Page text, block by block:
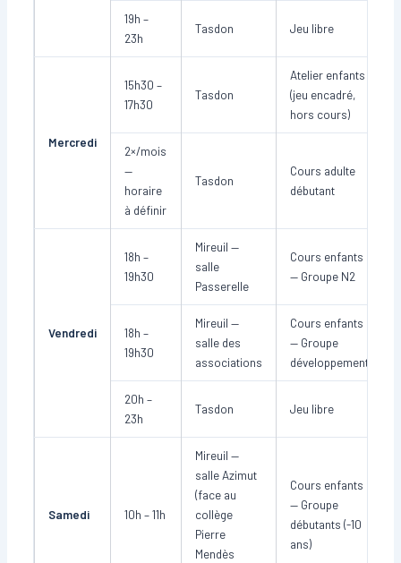
19h –
23h
Tasdon Jeu libre
Mercredi
15h30 –
17h30
Tasdon
Atelier enfants
(jeu encadré,
hors cours)
2×/mois
—
horaire
à définir
Tasdon
Cours adulte
débutant
Vendredi
18h –
19h30
Mireuil —
salle
Passerelle
Cours enfants
— Groupe N2
18h –
19h30
Mireuil —
salle des
associations
Cours enfants
— Groupe
développement
20h –
23h
Tasdon Jeu libre
Samedi 10h – 11h
Mireuil —
salle Azimut
(face au
collège
Pierre
Mendès
Cours enfants
— Groupe
débutants (-10
ans)